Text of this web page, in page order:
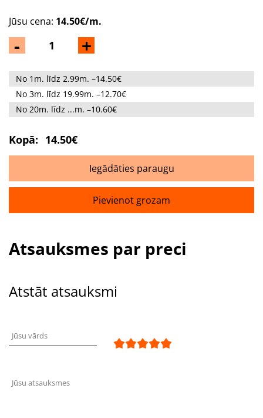
- +
Jūsu cena: 14.50€/m.
No 1m. līdz 2.99m. –14.50€
No 3m. līdz 19.99m. –12.70€
No 20m. līdz ...m. –10.60€
Kopā: 14.50€
Iegādāties paraugu
Pievienot grozam
Atsauksmes par preci
Atstāt atsauksmi
Jūsu vārds
Jūsu atsauksmes